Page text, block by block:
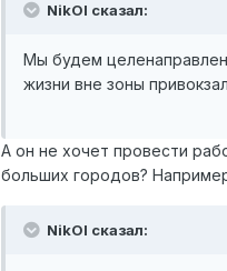
NikOl сказал:
Мы будем
жизни вне зоны
А он не хочет провести
больших городов?
NikOl сказал: